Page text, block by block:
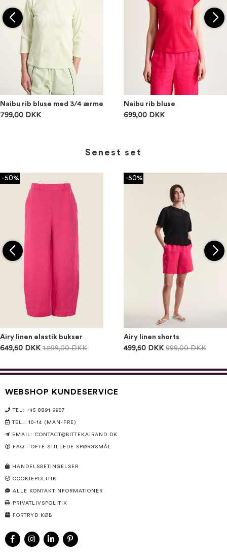
Naibu rib bluse med 3/4 ærme
799,00 DKK
Naibu rib bluse
699,00 DKK
Senest set
-50%
Airy linen elastik bukser
649,50 DKK 1.299,00 DKK
-50%
Airy linen shorts
499,50 DKK 999,00 DKK
WEBSHOP KUNDESERVICE
TEL: +45 8891 9907
TEL.: 10-14 (MAN-FRE)
EMAIL: CONTACT@BITTEKAIRAND.DK
FAQ - OFTE STILLEDE SPØRGSMÅL
HANDELSBETINGELSER
COOKIEPOLITIK
ALLE KONTAKTINFORMATIONER
PRIVATLIVSPOLITIK
FORTRYD KØB